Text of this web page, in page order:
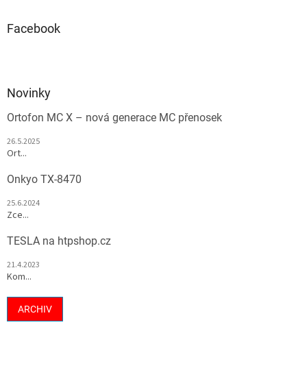
Facebook
Novinky
Ortofon MC X – nová generace MC přenosek
26.5.2025
Ort...
Onkyo TX-8470
25.6.2024
Zce...
TESLA na htpshop.cz
21.4.2023
Kom...
ARCHIV